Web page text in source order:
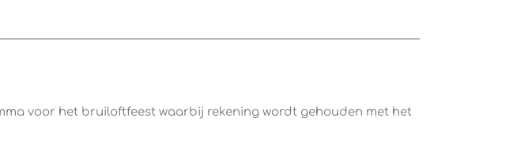
voor het bruiloftfeest waarbij rekening wordt gehouden met het